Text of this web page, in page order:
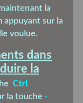
la
appuyant sur la
voulue.
dans
la
Ctrl
la touche -